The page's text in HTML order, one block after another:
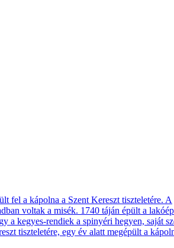
fel a kápolna a Szent Kereszt tiszteletére. A
voltak a misék. 1740 táján épült a
a kegyes-rendiek a spinyéri hegyen, saját
tiszteletére, egy év alatt megépült a